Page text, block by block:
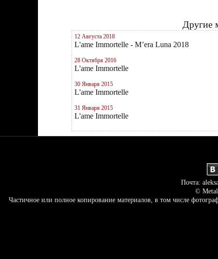
Другие
12 Августа 2018
L'ame Immortelle - M’era Luna 2018
28 Октября 2016
L'ame Immortelle
30 Января 2015
L'ame Immortelle
31 Января 2015
L'ame Immortelle
Почта:
©
Частичное или полное копирование материалов, в том числе